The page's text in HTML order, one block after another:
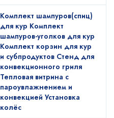
Комплект шампуров(спиц)
для кур Комплект
шампуров-уголков для кур
Комплект корзин для кур
и субпродуктов Стенд для
конвекционного гриля
Тепловая витрина с
пароувлажнением и
конвекцией Установка
колёс